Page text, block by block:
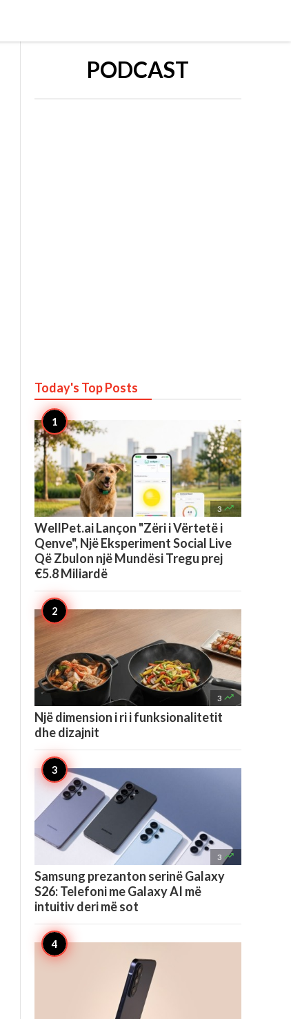
PODCAST
Today's TopPosts
3 
WellPet.ai Lançon "Zëri i Vërtetë i
Qenve", Një Eksperiment Social Live
Që Zbulon një Mundësi Tregu prej
€5.8 Miliardë
3 
Një dimension i ri i funksionalitetit
dhe dizajnit
3 
Samsung prezanton serinë Galaxy
S26: Telefoni me Galaxy AI më
intuitiv deri më sot